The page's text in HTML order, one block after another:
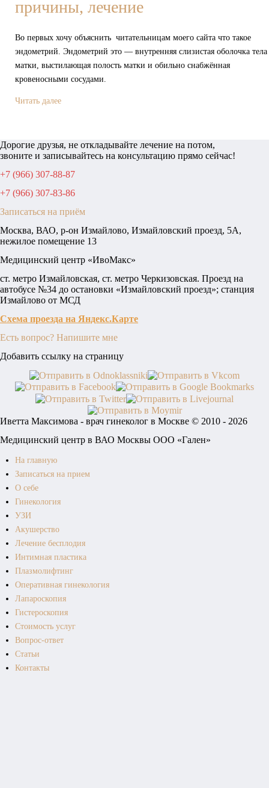
причины, лечение
Во первых хочу объяснить читательницам моего сайта что такое
эндометрий. Эндометрий это — внутренняя слизистая оболочка тела
матки, выстилающая полость матки и обильно снабжённая
кровеносными сосудами.
Читать далее
Дорогие друзья, не откладывайте лечение на потом,
звоните и записывайтесь на консультацию прямо сейчас!
+7 (966) 307-88-87
+7 (966) 307-83-86
Записаться на приём
Москва, ВАО, р-он Измайлово, Измайловский проезд, 5А,
нежилое помещение 13
Медицинский центр «ИвоМакс»
ст. метро Измайловская, ст. метро Черкизовская. Проезд на
автобусе №34 до остановки «Измайловский проезд»; станция
Измайлово от МСД
Схема проезда на Яндекс.Карте
Есть вопрос? Напишите мне
Добавить ссылку на страницу
Иветта Максимова - врач гинеколог в Москве © 2010 - 2026
Медицинский центр в ВАО Москвы ООО «Гален»
На главную
Записаться на прием
О себе
Гинекология
УЗИ
Акушерство
Лечение бесплодия
Интимная пластика
Плазмолифтинг
Оперативная гинекология
Лапароскопия
Гистероскопия
Стоимость услуг
Вопрос-ответ
Статьи
Контакты